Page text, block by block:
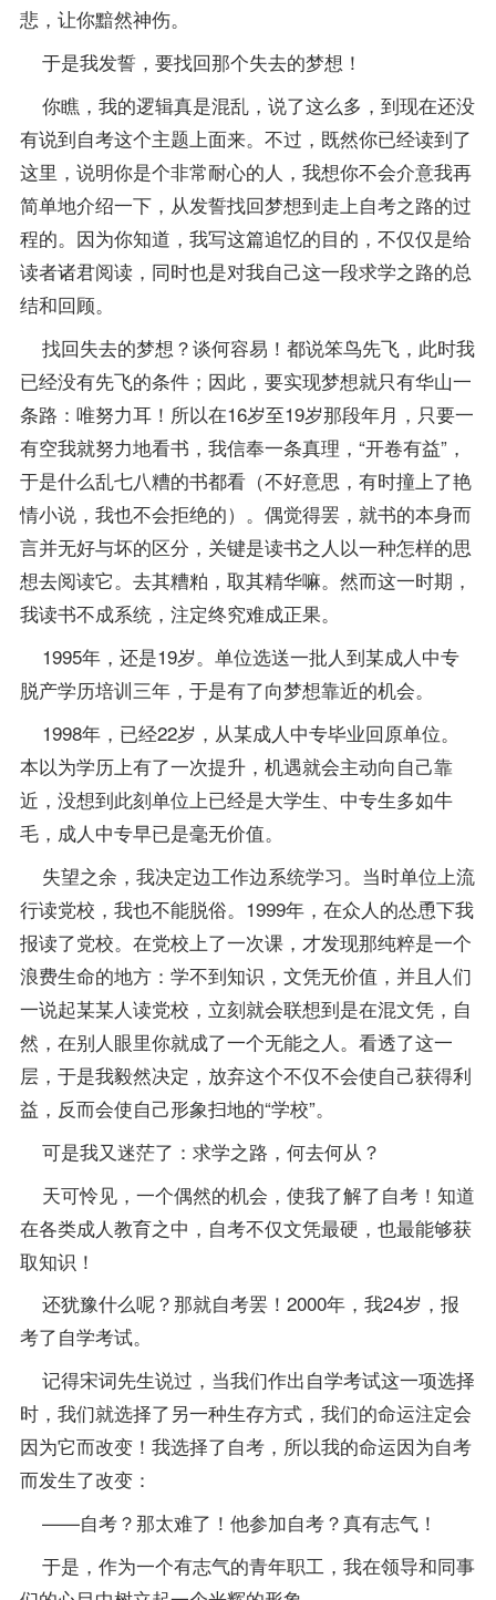
悲，让你黯然神伤。
于是我发誓，要找回那个失去的梦想！
你瞧，我的逻辑真是混乱，说了这么多，到现在还没
有说到自考这个主题上面来。不过，既然你已经读到了
这里，说明你是个非常耐心的人，我想你不会介意我再
简单地介绍一下，从发誓找回梦想到走上自考之路的过
程的。因为你知道，我写这篇追忆的目的，不仅仅是给
读者诸君阅读，同时也是对我自己这一段求学之路的总
结和回顾。
找回失去的梦想？谈何容易！都说笨鸟先飞，此时我
已经没有先飞的条件；因此，要实现梦想就只有华山一
条路：唯努力耳！所以在16岁至19岁那段年月，只要一
有空我就努力地看书，我信奉一条真理，“开卷有益”，
于是什么乱七八糟的书都看（不好意思，有时撞上了艳
情小说，我也不会拒绝的）。偶觉得罢，就书的本身而
言并无好与坏的区分，关键是读书之人以一种怎样的思
想去阅读它。去其糟粕，取其精华嘛。然而这一时期，
我读书不成系统，注定终究难成正果。
1995年，还是19岁。单位选送一批人到某成人中专
脱产学历培训三年，于是有了向梦想靠近的机会。
1998年，已经22岁，从某成人中专毕业回原单位。
本以为学历上有了一次提升，机遇就会主动向自己靠
近，没想到此刻单位上已经是大学生、中专生多如牛
毛，成人中专早已是毫无价值。
失望之余，我决定边工作边系统学习。当时单位上流
行读党校，我也不能脱俗。1999年，在众人的怂恿下我
报读了党校。在党校上了一次课，才发现那纯粹是一个
浪费生命的地方：学不到知识，文凭无价值，并且人们
一说起某某人读党校，立刻就会联想到是在混文凭，自
然，在别人眼里你就成了一个无能之人。看透了这一
层，于是我毅然决定，放弃这个不仅不会使自己获得利
益，反而会使自己形象扫地的“学校”。
可是我又迷茫了：求学之路，何去何从？
天可怜见，一个偶然的机会，使我了解了自考！知道
在各类成人教育之中，自考不仅文凭最硬，也最能够获
取知识！
还犹豫什么呢？那就自考罢！2000年，我24岁， 报
考了自学考试。
记得宋词先生说过，当我们作出自学考试这一项选择
时，我们就选择了另一种生存方式，我们的命运注定会
因为它而改变！我选择了自考，所以我的命运因为自考
而发生了改变：
——自考？那太难了！他参加自考？真有志气！
于是，作为一个有志气的青年职工，我在领导和同事